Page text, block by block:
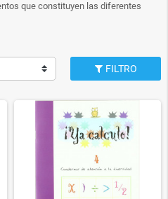
que constituyen las diferentes
FILTRO